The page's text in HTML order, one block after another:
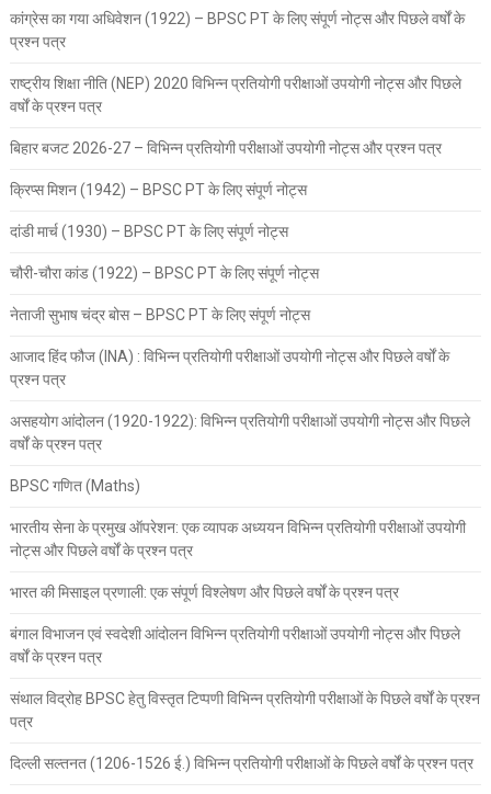
कांग्रेस का गया अधिवेशन (1922) – BPSC PT के लिए संपूर्ण नोट्स और पिछले वर्षों के
प्रश्न पत्र
राष्ट्रीय शिक्षा नीति (NEP) 2020 विभिन्न प्रतियोगी परीक्षाओं उपयोगी नोट्स और पिछले
वर्षों के प्रश्न पत्र
बिहार बजट 2026-27 – विभिन्न प्रतियोगी परीक्षाओं उपयोगी नोट्स और प्रश्न पत्र
क्रिप्स मिशन (1942) – BPSC PT के लिए संपूर्ण नोट्स
दांडी मार्च (1930) – BPSC PT के लिए संपूर्ण नोट्स
चौरी-चौरा कांड (1922) – BPSC PT के लिए संपूर्ण नोट्स
नेताजी सुभाष चंद्र बोस – BPSC PT के लिए संपूर्ण नोट्स
आजाद हिंद फौज (INA) : विभिन्न प्रतियोगी परीक्षाओं उपयोगी नोट्स और पिछले वर्षों के
प्रश्न पत्र
असहयोग आंदोलन (1920-1922): विभिन्न प्रतियोगी परीक्षाओं उपयोगी नोट्स और पिछले
वर्षों के प्रश्न पत्र
BPSC गणित (Maths)
भारतीय सेना के प्रमुख ऑपरेशन: एक व्यापक अध्ययन विभिन्न प्रतियोगी परीक्षाओं उपयोगी
नोट्स और पिछले वर्षों के प्रश्न पत्र
भारत की मिसाइल प्रणाली: एक संपूर्ण विश्लेषण और पिछले वर्षों के प्रश्न पत्र
बंगाल विभाजन एवं स्वदेशी आंदोलन विभिन्न प्रतियोगी परीक्षाओं उपयोगी नोट्स और पिछले
वर्षों के प्रश्न पत्र
संथाल विद्रोह BPSC हेतु विस्तृत टिप्पणी विभिन्न प्रतियोगी परीक्षाओं के पिछले वर्षों के प्रश्न
पत्र
दिल्ली सल्तनत (1206-1526 ई.) विभिन्न प्रतियोगी परीक्षाओं के पिछले वर्षों के प्रश्न पत्र